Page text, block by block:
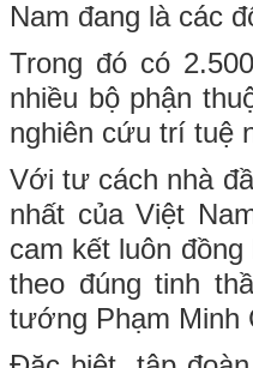
Nam đang là các
Trong đó có
nhiều bộ phận
nghiên cứu trí tuệ
Với tư cách nhà
nhất của Việt
cam kết luôn
theo đúng tinh
tướng Phạm Minh